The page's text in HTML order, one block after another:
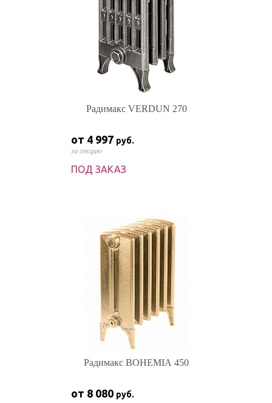
Радимакс VERDUN 270
от 4 997 руб.
за секцию
ПОД ЗАКАЗ
Радимакс BOHEMIA 450
от 8 080 руб.